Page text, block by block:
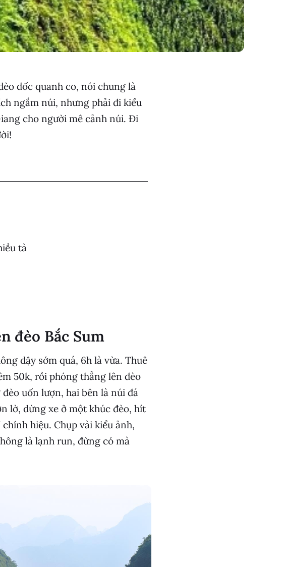
dốc quanh co, nói chung là
ngắm núi, nhưng phải đi kiểu
cho người mê cảnh núi. Đi
tà
đèo Bắc Sum
dậy sớm quá, 6h là vừa. Thuê
50k, rồi phóng thẳng lên đèo
uốn lượn, hai bên là núi đá
lờ, dừng xe ở một khúc đèo, hít
hiệu. Chụp vài kiểu ảnh,
là lạnh run, đừng có mà